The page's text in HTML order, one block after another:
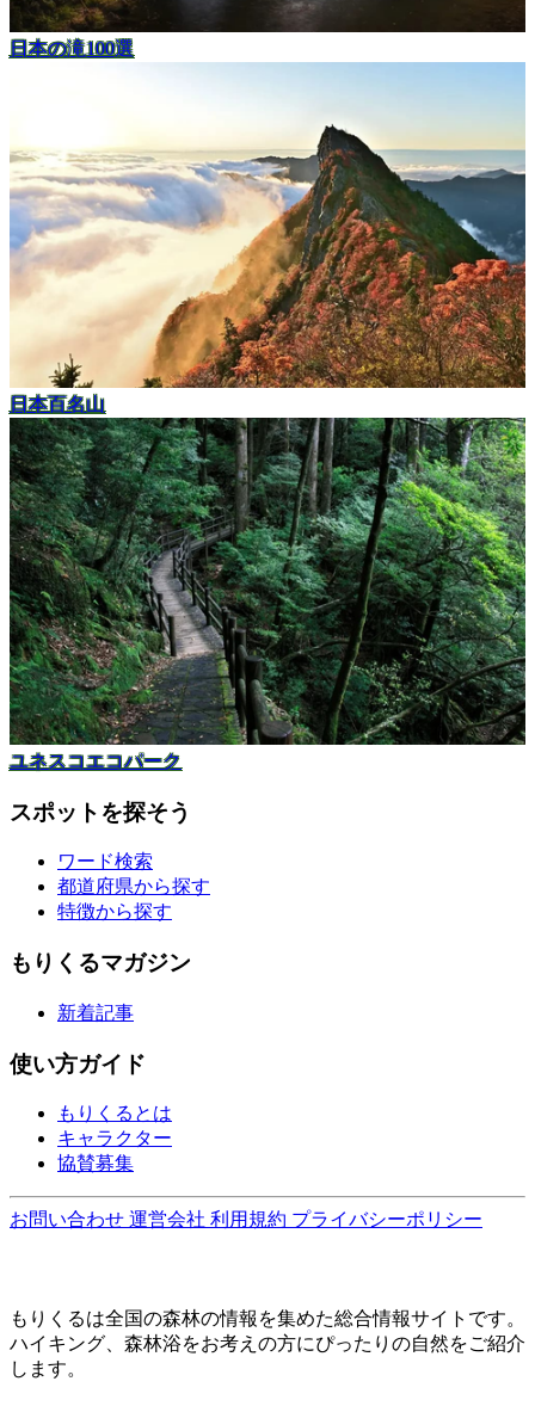
日本の滝100選
日本百名山
ユネスコエコパーク
スポットを探そう
ワード検索
都道府県から探す
特徴から探す
もりくるマガジン
新着記事
使い方ガイド
もりくるとは
キャラクター
協賛募集
お問い合わせ 運営会社 利用規約 プライバシーポリシー
もりくるは全国の森林の情報を集めた総合情報サイトです。
ハイキング、森林浴をお考えの方にぴったりの自然をご紹介
します。